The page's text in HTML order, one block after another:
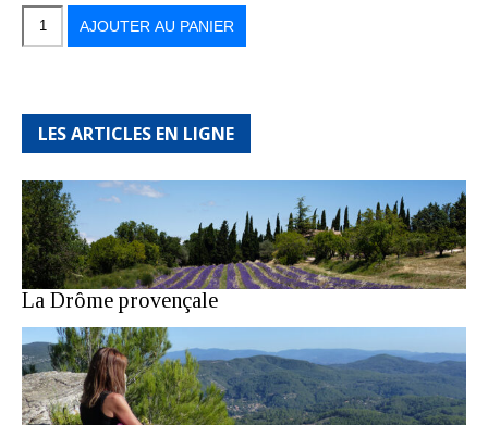
quantité
Balades
novembre-
2024
AJOUTER AU PANIER
LES ARTICLES EN LIGNE
La Drôme provençale